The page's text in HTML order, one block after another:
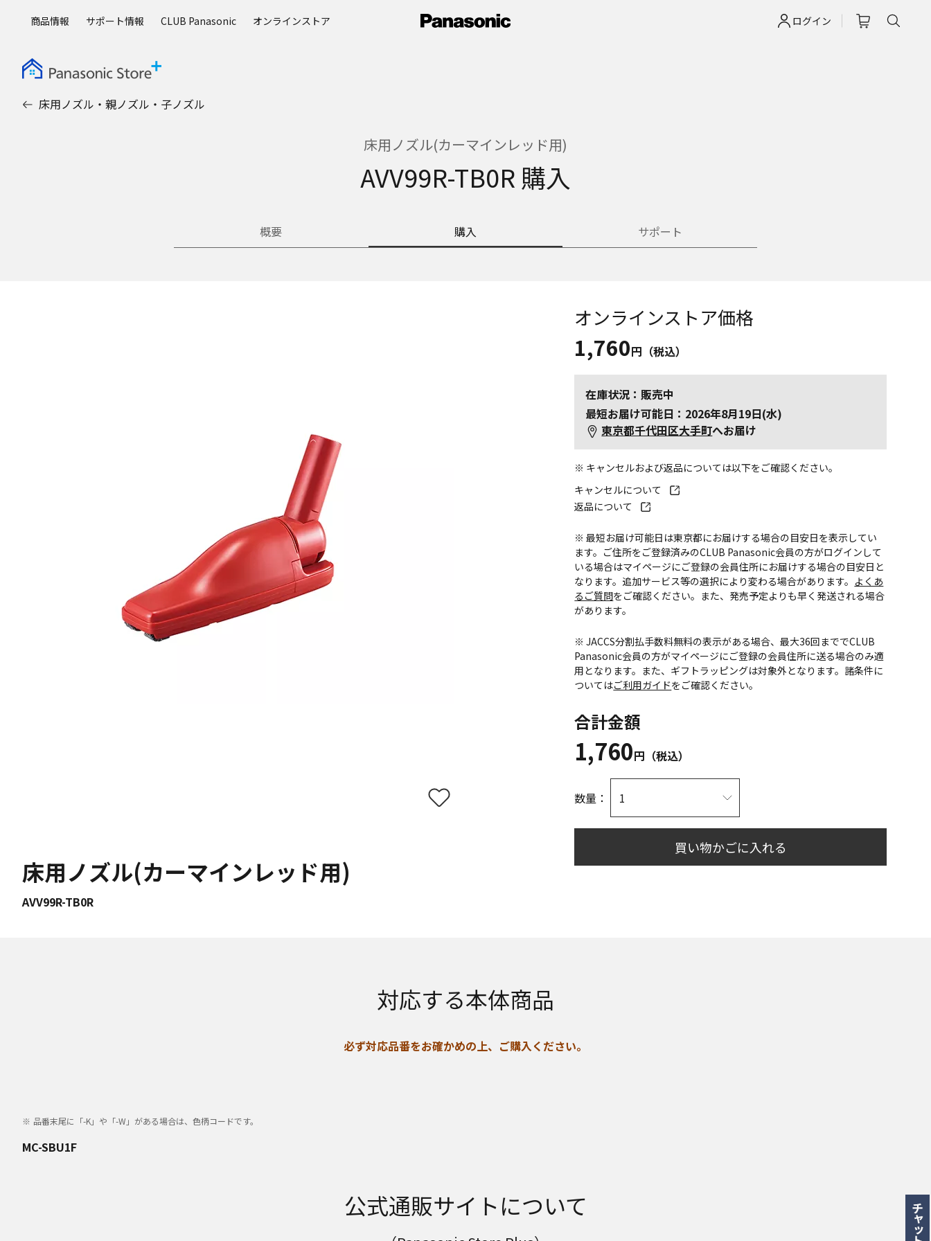
ログイン
商品情報 サポート情報 CLUB Panasonic オンラインストア
床用ノズル・親ノズル・子ノズル
床用ノズル(カーマインレッド用)
AVV99R-TB0R 購入
概要 購入 サポート
床用ノズル(カーマインレッド用)
AVV99R-TB0R
オンラインストア価格
1,760円（税込）
在庫状況：販売中
最短お届け可能日：2026年8月19日(水)
東京都千代田区大手町へお届け
※ キャンセルおよび返品については以下をご確認ください。
キャンセルについて
返品について
※ 最短お届け可能日は東京都にお届けする場合の目安日を表示してい
ます。ご住所をご登録済みのCLUB Panasonic会員の方がログインして
いる場合はマイページにご登録の会員住所にお届けする場合の目安日と
なります。追加サービス等の選択により変わる場合があります。 よくあ
るご質問をご確認ください。また、発売予定よりも早く発送される場合
があります。
※ JACCS分割払手数料無料の表示がある場合、最大36回まででCLUB
Panasonic会員の方がマイページにご登録の会員住所に送る場合のみ適
用となります。また、ギフトラッピングは対象外となります。諸条件に
ついてはご利用ガイドをご確認ください。
合計金額
1,760円（税込）
数量：
買い物かごに入れる
対応する本体商品
必ず対応品番をお確かめの上、ご購入ください。
品番末尾に「-K」や「-W」がある場合は、色柄コードです。
MC-SBU1F
公式通販サイトについて